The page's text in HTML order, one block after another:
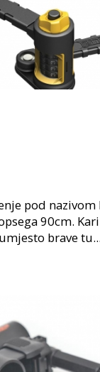
pod nazivom
90cm.
brave tu...